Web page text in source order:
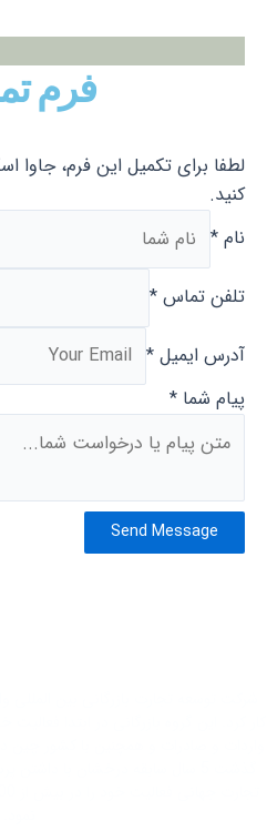
فرم
لطفا برای تکمیل این فرم، جاوا
کنید.
نام*
تلفن تماس*
آدرس ایمیل*
پیام شما *
Send Message